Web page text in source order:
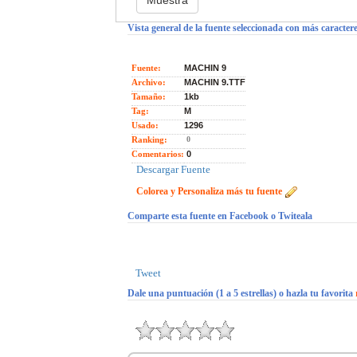
Vista general de la fuente seleccionada con más
Fuente:
MACHIN 9
Archivo:
MACHIN 9.TTF
Tamaño:
1kb
Tag:
M
Usado:
1296
Ranking:
0
Comentarios: 0
Descargar Fuente
Colorea y Personaliza más tu fuente
Comparte esta fuente en Facebook o Twiteala
Tweet
Dale una puntuación (1 a 5 estrellas) o hazla tu favorita